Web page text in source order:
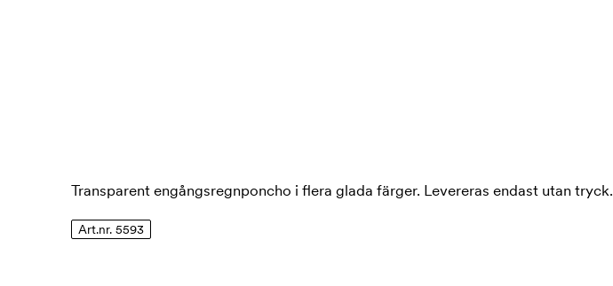
Transparent engångsregnponcho i flera glada färger. Levereras endast utan tryck.
Art.nr. 5593